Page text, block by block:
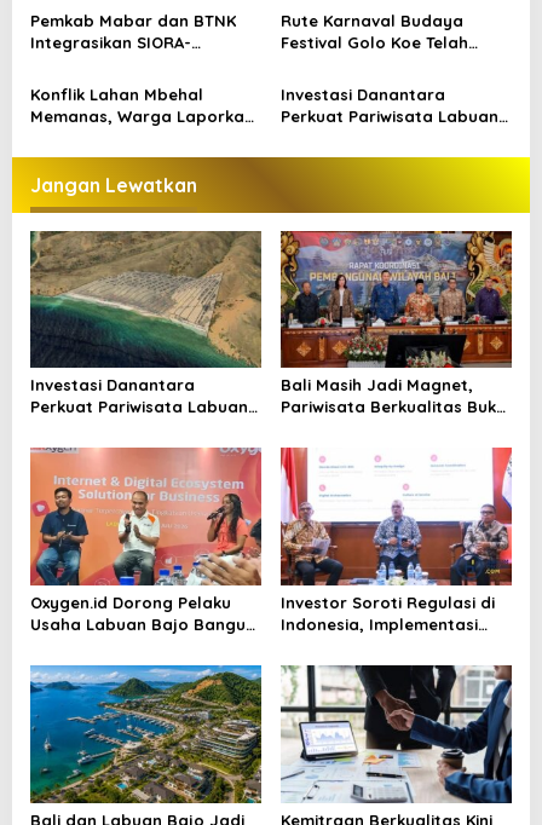
s
Bersama Warga Labuan
Bajo
Pondok Dibakar
Pemkab Mabar dan BTNK
Integrasikan SIORA-
Rute Karnaval Budaya
Festival Golo Koe Telah
Konflik Lahan Mbehal
Memanas, Warga Laporkan
Investasi Danantara
Perkuat Pariwisata Labuan
Premium
Jangan Lewatkan
Investasi Danantara
Perkuat Pariwisata Labuan
Premium
Bali Masih Jadi Magnet,
Pariwisata Berkualitas Buka
Oxygen.id Dorong Pelaku
Usaha Labuan Bajo Bangun
Investor Soroti Regulasi di
Indonesia, Implementasi
Bali dan Labuan Bajo Jadi Kemitraan Berkualitas Kini